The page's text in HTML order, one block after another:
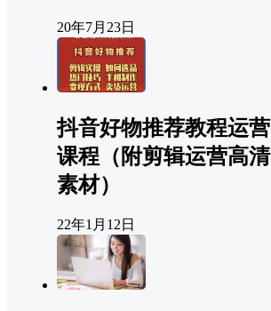
20年7月23日
抖音好物推荐教程运营
课程（附剪辑运营高清
素材）
22年1月12日